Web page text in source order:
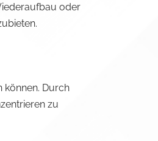
oder
können. Durch
zu